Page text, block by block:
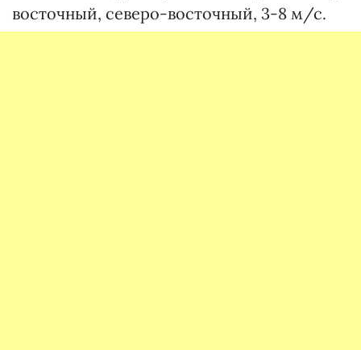
восточный, северо-восточный, 3-8 м/с.